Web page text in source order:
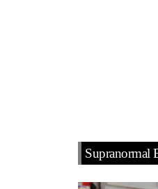
Supranormal